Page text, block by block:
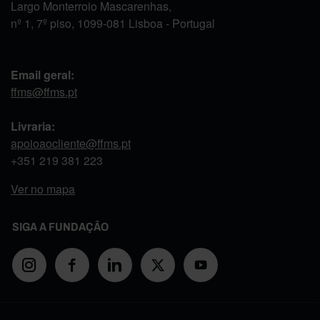
Largo Monterroio Mascarenhas,
nº 1, 7º piso, 1099-081 Lisboa - Portugal
Email geral:
ffms@ffms.pt
Livraria:
apoioaocliente@ffms.pt
+351 219 381 223
Ver no mapa
SIGA A FUNDAÇÃO